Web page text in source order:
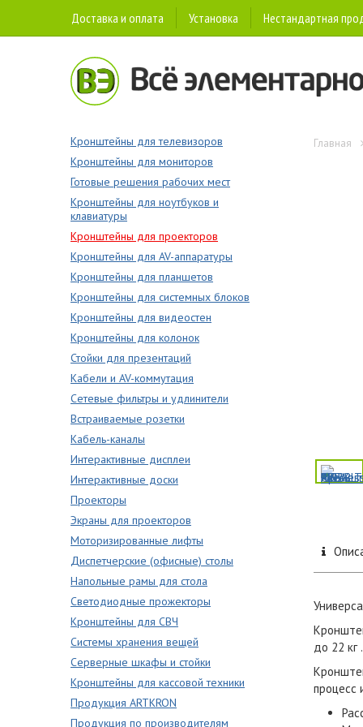
Доставка и оплата Установка Нестандартная
Кронштейны для телевизоров
Кронштейны для мониторов
Готовые решения рабочих мест
Кронштейны для ноутбуков и
клавиатуры
Кронштейны для проекторов
Кронштейны для AV-аппаратуры
Кронштейны для планшетов
Кронштейны для системных блоков
Кронштейны для видеостен
Кронштейны для колонок
Стойки для презентаций
Кабели и AV-коммутация
Сетевые фильтры и удлинители
Встраиваемые розетки
Кабель-каналы
Интерактивные дисплеи
Интерактивные доски
Проекторы
Экраны для проекторов
Моторизированные лифты
Диспетчерские (офисные) столы
Напольные рамы для стола
Светодиодные прожекторы
Кронштейны для СВЧ
Системы хранения вещей
Серверные шкафы и стойки
Кронштейны для кассовой техники
Продукция ARTKRON
Продукция по производителям
Главная
до 22 кг .
процесс